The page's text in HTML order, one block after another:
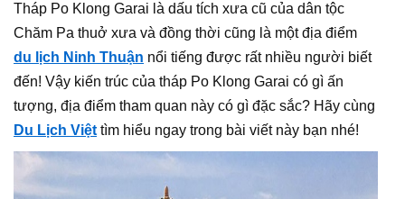
Tháp Po Klong Garai là dấu tích xưa cũ của dân tộc
Chăm Pa thuở xưa và đồng thời cũng là một địa điểm
du lịch Ninh Thuận nổi tiếng được rất nhiều người biết
đến! Vậy kiến trúc của tháp Po Klong Garai có gì ấn
tượng, địa điểm tham quan này có gì đặc sắc? Hãy cùng
Du Lịch Việt tìm hiểu ngay trong bài viết này bạn nhé!